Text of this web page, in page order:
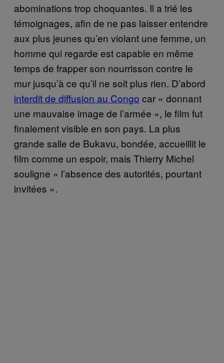
abominations trop choquantes. Il a trié les
témoignages, afin de ne pas laisser entendre
aux plus jeunes qu’en violant une femme, un
homme qui regarde est capable en même
temps de frapper son nourrisson contre le
mur jusqu’à ce qu’il ne soit plus rien. D’abord
interdit de diffusion au Congo car « donnant
une mauvaise image de l’armée », le film fut
finalement visible en son pays. La plus
grande salle de Bukavu, bondée, accueillit le
film comme un espoir, mais Thierry Michel
souligne « l’absence des autorités, pourtant
invitées ».